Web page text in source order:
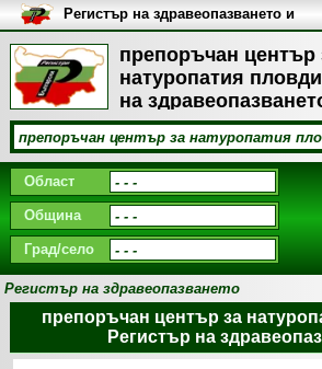
препоръчан център
натуропатия
на
Регистър на здравеопазването и
медицинските заведения в
България
Област
Община
Град/село
Регистър на здравеопазването
препоръчан център за
Регистър на